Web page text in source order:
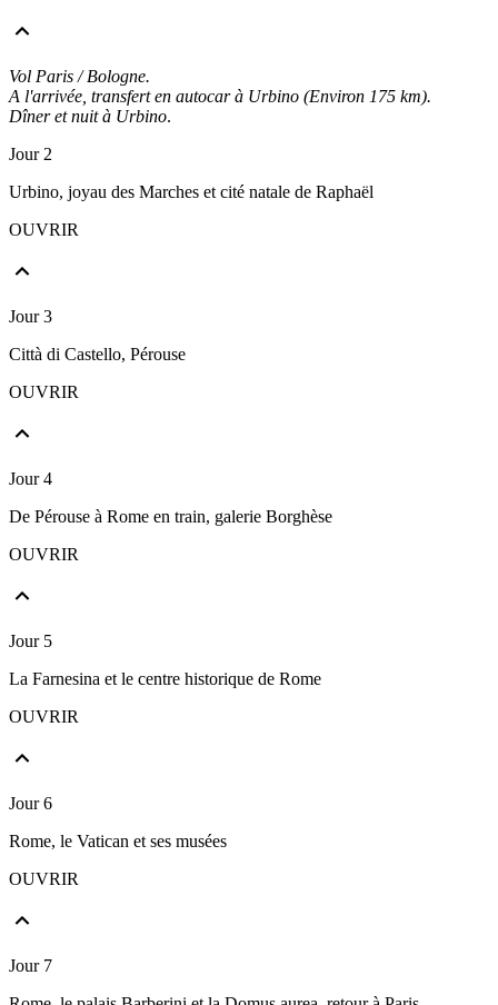
Vol Paris / Bologne.
A l'arrivée, transfert en autocar à Urbino (Environ 175 km).
Dîner et nuit à Urbino.
Jour 2
Urbino, joyau des Marches et cité natale de Raphaël
OUVRIR
Jour 3
Città di Castello, Pérouse
OUVRIR
Jour 4
De Pérouse à Rome en train, galerie Borghèse
OUVRIR
Jour 5
La Farnesina et le centre historique de Rome
OUVRIR
Jour 6
Rome, le Vatican et ses musées
OUVRIR
Jour 7